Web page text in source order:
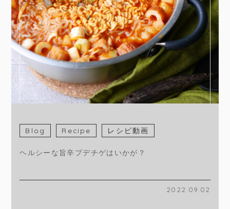
Blog Recipe レシピ動画
ヘルシーな旨辛プデチゲはいかが？
2022.09.02